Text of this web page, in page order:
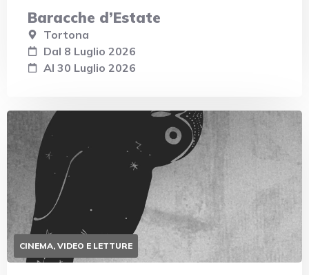
Baracche d’Estate
Tortona
Dal 8 Luglio 2026
Al 30 Luglio 2026
CINEMA, VIDEO E LETTURE